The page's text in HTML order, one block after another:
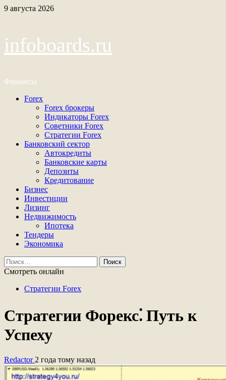
Перейти
9 августа 2026
infoboards.ru
Финансы
Основное
Forex
Forex брокеры
Индикаторы Forex
Советники Forex
Стратегии Forex
Банковский сектор
Автокредиты
Банковские карты
Депозиты
Кредитование
Бизнес
Инвестиции
Лизинг
Недвижимость
Ипотека
Тендеры
Экономика
Найти:
Смотреть онлайн
Стратегии Forex
Стратегии Форекс⁚ Путь к
Успеху
Redactor 2 года тому назад